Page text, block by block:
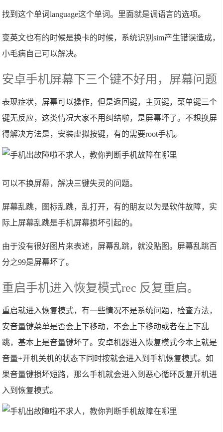
找到这个单词language这个单词。里面就是调语言的选项。
变英文也有的时候是换卡的时候，系统识别sim产生错误造成，
小毛病自己可以解决。
安卓手机屏幕下三个键不好用，屏幕问题
表现症状，屏幕可以操作，但是返回键，主页键，菜单键三个
键无反应，这类情况大家不用纠结啦，是屏幕坏了。不想换屏
得解决方法是，安装虚拟按键，有的需要root手机。
可以不换屏幕，解决三键失灵的问题。
屏幕乱跳，图标乱跳，乱打开，有的朋友以为是软件故障，实
际上屏幕乱跳是手机屏幕损坏引起的。
由于没有很好图片来表述，屏幕乱跳，就没贴图。屏幕乱跳百
分之99是屏幕坏了。
重启手机进入恢复模式rec 反复重启。
重启就进入恢复模式，有一些情况不是系统问题，检查方法，
安音量键菜单是否会上下移动，不会上下移动或者在上下乱
跳，基本上是音量键坏了。安卓机器进入恢复模式今本上就是
音量+开机关机的状态下同时按就会进入到手机恢复模式。如
果音量键损坏短路，那么手机就会进入到恶心循环反复开机进
入到恢复模式。